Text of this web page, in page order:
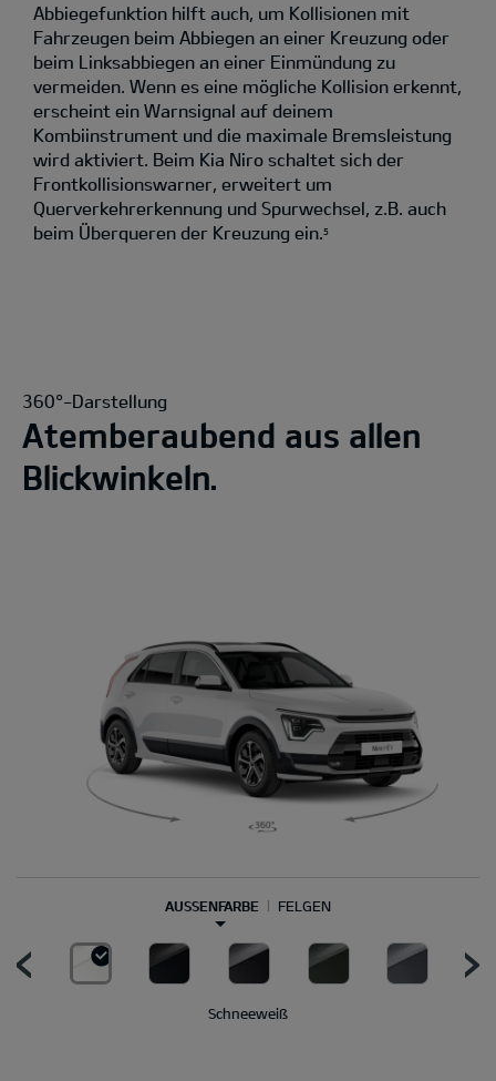
Abbiegefunktion hilft auch, um Kollisionen mit
Fahrzeugen beim Abbiegen an einer Kreuzung oder
beim Linksabbiegen an einer Einmündung zu
vermeiden. Wenn es eine mögliche Kollision erkennt,
erscheint ein Warnsignal auf deinem
Kombiinstrument und die maximale Bremsleistung
wird aktiviert. Beim Kia Niro schaltet sich der
Frontkollisionswarner, erweitert um
Querverkehrerkennung und Spurwechsel, z.B. auch
beim Überqueren der Kreuzung ein. 5
360°-Darstellung
Atemberaubend aus allen
Blickwinkeln.
AUSSENFARBE FELGEN
Schneeweiß